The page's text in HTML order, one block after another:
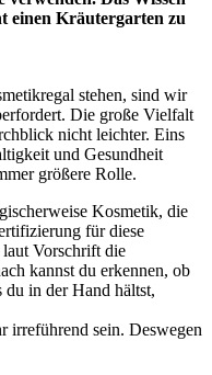
einen Kräutergarten zu
stehen, sind wir
Die große Vielfalt
nicht leichter. Eins
und Gesundheit
größere Rolle.
Kosmetik, die
für diese
laut Vorschrift die
kannst du erkennen, ob
du in der Hand hältst,
irreführend sein. Deswegen